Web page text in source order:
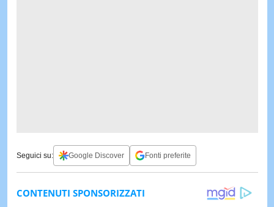
Seguici su: Google Discover Fonti preferite